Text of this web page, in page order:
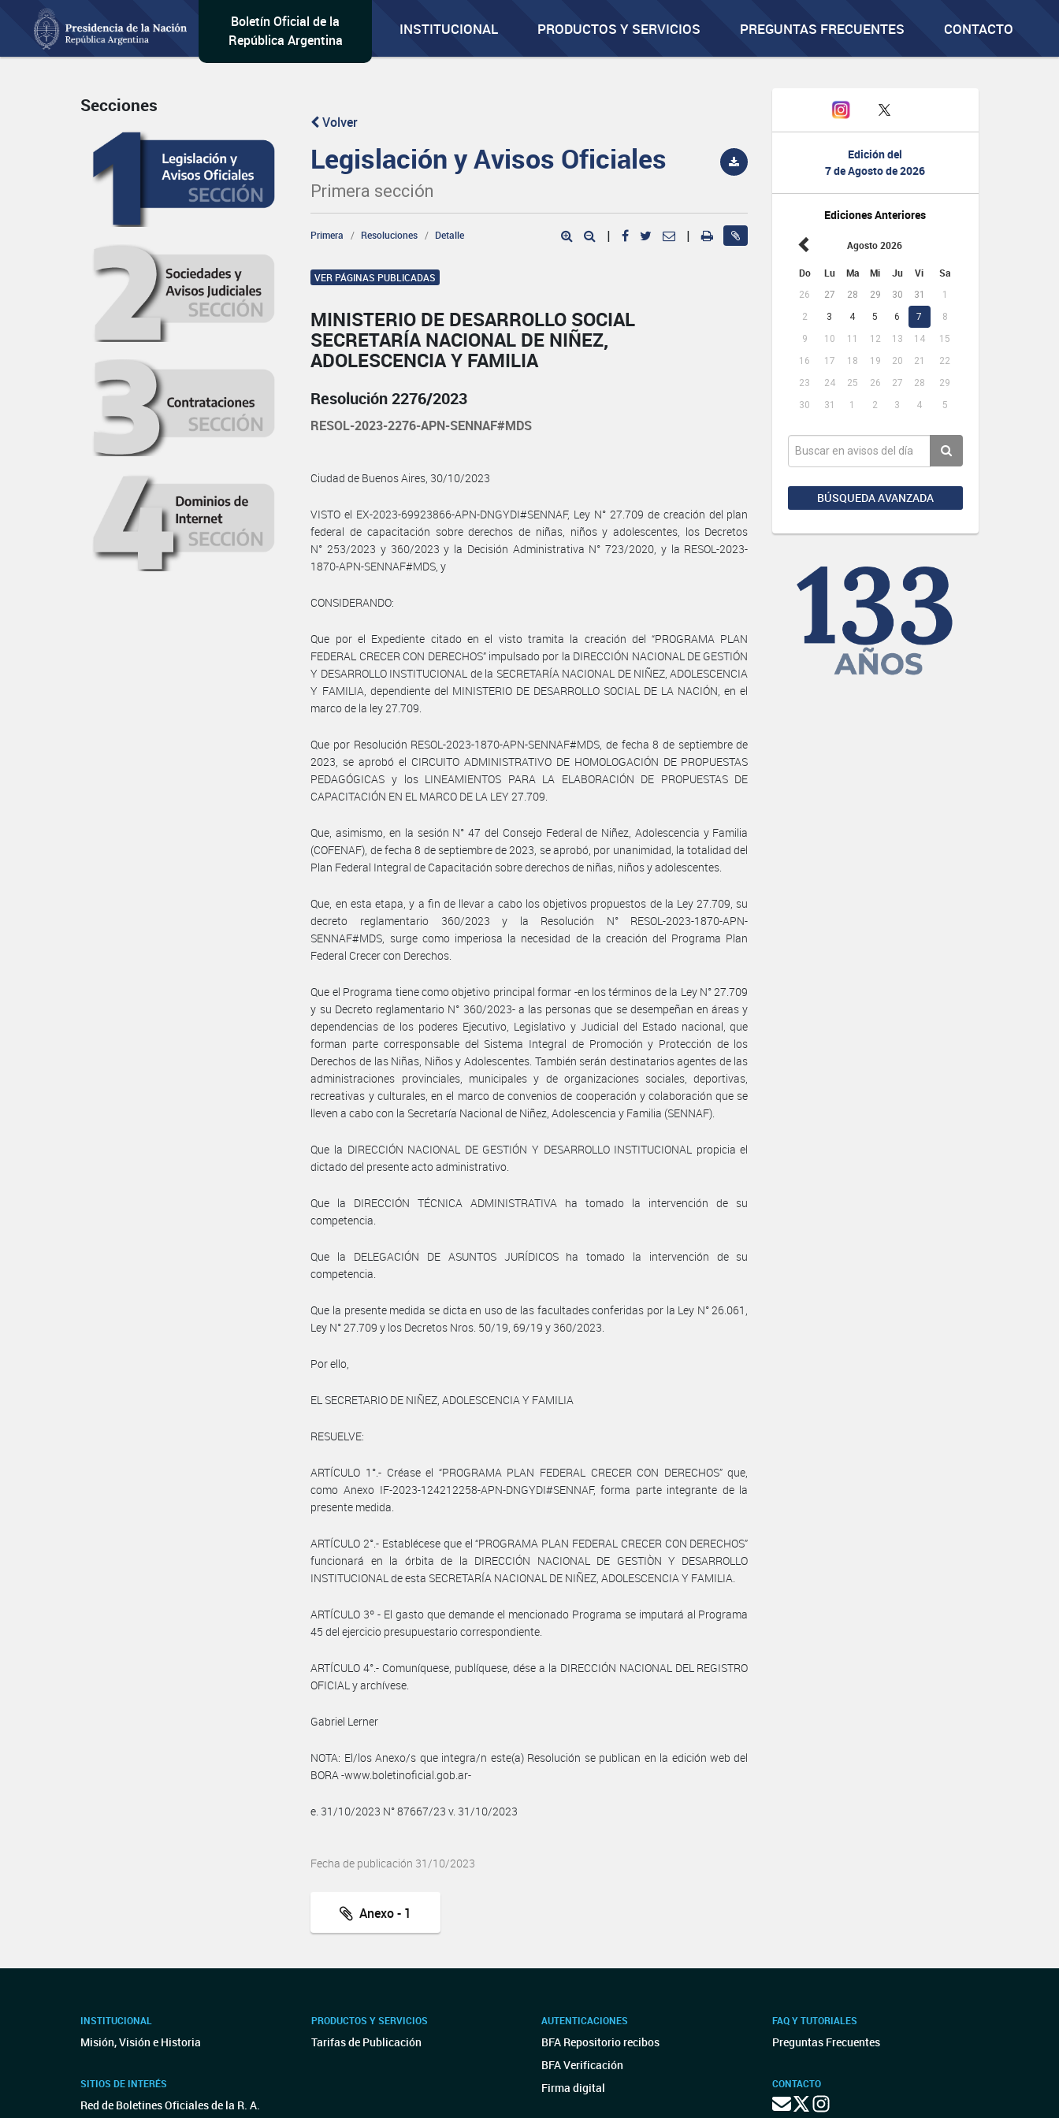
Boletín Oficial de la
República Argentina
INSTITUCIONAL PRODUCTOS Y SERVICIOS PREGUNTAS FRECUENTES CONTACTO
Edición del
7 de Agosto de 2026
Ediciones Anteriores
Agosto 2026
Do Lu Ma Mi Ju Vi Sa
26 27 28 29 30 31
1
2
3 4 5 6 7
8
9
10 11 12 13 14
15
16
17 18 19 20 21
22
23
24 25 26 27 28
29
30
31 1 2 3 4 5
BÚSQUEDA AVANZADA
Secciones
Volver
Legislación y Avisos Oficiales
Primera sección
Primera Resoluciones Detalle | |
VER PÁGINAS PUBLICADAS
MINISTERIO DE DESARROLLO SOCIAL
SECRETARÍA NACIONAL DE NIÑEZ,
ADOLESCENCIA Y FAMILIA
Resolución 2276/2023
RESOL-2023-2276-APN-SENNAF#MDS
Ciudad de Buenos Aires, 30/10/2023
VISTO el EX-2023-69923866-APN-DNGYDI#SENNAF, Ley N° 27.709 de creación del plan
federal de capacitación sobre derechos de niñas, niños y adolescentes, los Decretos
N° 253/2023 y 360/2023 y la Decisión Administrativa N° 723/2020, y la RESOL-2023-
1870-APN-SENNAF#MDS, y
CONSIDERANDO:
Que por el Expediente citado en el visto tramita la creación del “PROGRAMA PLAN
FEDERAL CRECER CON DERECHOS” impulsado por la DIRECCIÓN NACIONAL DE GESTIÓN
Y DESARROLLO INSTITUCIONAL de la SECRETARÍA NACIONAL DE NIÑEZ, ADOLESCENCIA
Y FAMILIA, dependiente del MINISTERIO DE DESARROLLO SOCIAL DE LA NACIÓN, en el
marco de la ley 27.709.
Que por Resolución RESOL-2023-1870-APN-SENNAF#MDS, de fecha 8 de septiembre de
2023, se aprobó el CIRCUITO ADMINISTRATIVO DE HOMOLOGACIÓN DE PROPUESTAS
PEDAGÓGICAS y los LINEAMIENTOS PARA LA ELABORACIÓN DE PROPUESTAS DE
CAPACITACIÓN EN EL MARCO DE LA LEY 27.709.
Que, asimismo, en la sesión N° 47 del Consejo Federal de Niñez, Adolescencia y Familia
(COFENAF), de fecha 8 de septiembre de 2023, se aprobó, por unanimidad, la totalidad del
Plan Federal Integral de Capacitación sobre derechos de niñas, niños y adolescentes.
Que, en esta etapa, y a fin de llevar a cabo los objetivos propuestos de la Ley 27.709, su
decreto reglamentario 360/2023 y la Resolución N° RESOL-2023-1870-APN-
SENNAF#MDS, surge como imperiosa la necesidad de la creación del Programa Plan
Federal Crecer con Derechos.
Que el Programa tiene como objetivo principal formar -en los términos de la Ley N° 27.709
y su Decreto reglamentario N° 360/2023- a las personas que se desempeñan en áreas y
dependencias de los poderes Ejecutivo, Legislativo y Judicial del Estado nacional, que
forman parte corresponsable del Sistema Integral de Promoción y Protección de los
Derechos de las Niñas, Niños y Adolescentes. También serán destinatarios agentes de las
administraciones provinciales, municipales y de organizaciones sociales, deportivas,
recreativas y culturales, en el marco de convenios de cooperación y colaboración que se
lleven a cabo con la Secretaría Nacional de Niñez, Adolescencia y Familia (SENNAF).
Que la DIRECCIÓN NACIONAL DE GESTIÓN Y DESARROLLO INSTITUCIONAL propicia el
dictado del presente acto administrativo.
Que la DIRECCIÓN TÉCNICA ADMINISTRATIVA ha tomado la intervención de su
competencia.
Que la DELEGACIÓN DE ASUNTOS JURÍDICOS ha tomado la intervención de su
competencia.
Que la presente medida se dicta en uso de las facultades conferidas por la Ley N° 26.061,
Ley N° 27.709 y los Decretos Nros. 50/19, 69/19 y 360/2023.
Por ello,
EL SECRETARIO DE NIÑEZ, ADOLESCENCIA Y FAMILIA
RESUELVE:
ARTÍCULO 1°.- Créase el “PROGRAMA PLAN FEDERAL CRECER CON DERECHOS” que,
como Anexo IF-2023-124212258-APN-DNGYDI#SENNAF, forma parte integrante de la
presente medida.
ARTÍCULO 2°.- Establécese que el “PROGRAMA PLAN FEDERAL CRECER CON DERECHOS”
funcionará en la órbita de la DIRECCIÓN NACIONAL DE GESTIÒN Y DESARROLLO
INSTITUCIONAL de esta SECRETARÍA NACIONAL DE NIÑEZ, ADOLESCENCIA Y FAMILIA.
ARTÍCULO 3º - El gasto que demande el mencionado Programa se imputará al Programa
45 del ejercicio presupuestario correspondiente.
ARTÍCULO 4°.- Comuníquese, publíquese, dése a la DIRECCIÓN NACIONAL DEL REGISTRO
OFICIAL y archívese.
Gabriel Lerner
NOTA: El/los Anexo/s que integra/n este(a) Resolución se publican en la edición web del
BORA -www.boletinoficial.gob.ar-
e. 31/10/2023 N° 87667/23 v. 31/10/2023
Fecha de publicación 31/10/2023
Anexo - 1
INSTITUCIONAL
Misión, Visión e Historia
SITIOS DE INTERÉS
Red de Boletines Oficiales de la R. A.
PRODUCTOS Y SERVICIOS
Tarifas de Publicación
AUTENTICACIONES
BFA Repositorio recibos
BFA Verificación
Firma digital
FAQ Y TUTORIALES
Preguntas Frecuentes
CONTACTO